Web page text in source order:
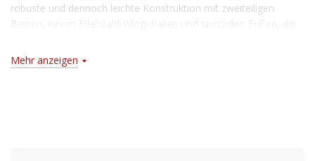
robuste und dennoch leichte Konstruktion mit zweiteiligen
Weigh-Tripod ist mit einer speziellen Beschichtung versehen und
kann für den Transport auf eine kompakte Größe verpackt
Mehr anzeigen